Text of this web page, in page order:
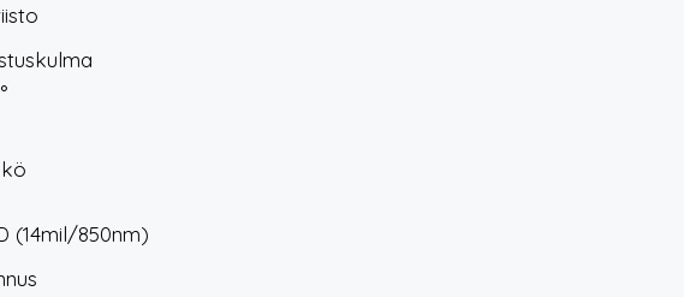
(14mil/850nm)